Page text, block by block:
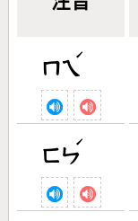
ㄇㄟ
ˊ
ㄈㄣ
ˊ